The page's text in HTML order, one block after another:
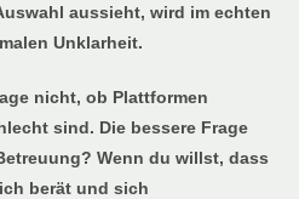
aussieht, wird im echten
Unklarheit.
nicht, ob Plattformen
sind. Die bessere Frage
Wenn du willst, dass
berät und sich